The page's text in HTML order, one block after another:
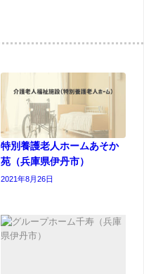
特別養護老人ホームあそか
苑（兵庫県伊丹市）
2021年8月26日